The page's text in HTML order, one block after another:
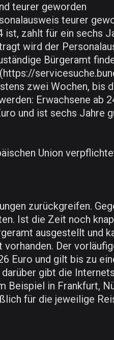
teurer geworden
teurer
ist, zahlt für ein sechs
wird der
Bürgeramt
zwei Wochen, bis
Erwachsene ab
und ist sechs Jahre
Union
zurückgreifen.
Ist die Zeit noch
ausgestellt und
Der
Euro und gilt bis zu
gibt die
in Frankfurt,
für die jeweilige